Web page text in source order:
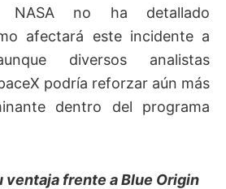
no ha detallado
afectará este incidente a
diversos analistas
podría reforzar aún más
dentro del programa
ventaja frente a Blue Origin